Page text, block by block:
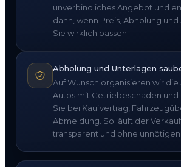
unverbindliches Angebot und
dann, wenn Preis, Abholung und
Sie wirklich passen.
Abholung und Unterlagen
Auf Wunsch organisieren wir die
Autos mit Getriebeschaden
Sie bei Kaufvertrag,
Abmeldung. So läuft der Verkauf
transparent und ohne unnötigen